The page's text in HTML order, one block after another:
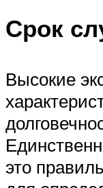
Срок
Высокие
это